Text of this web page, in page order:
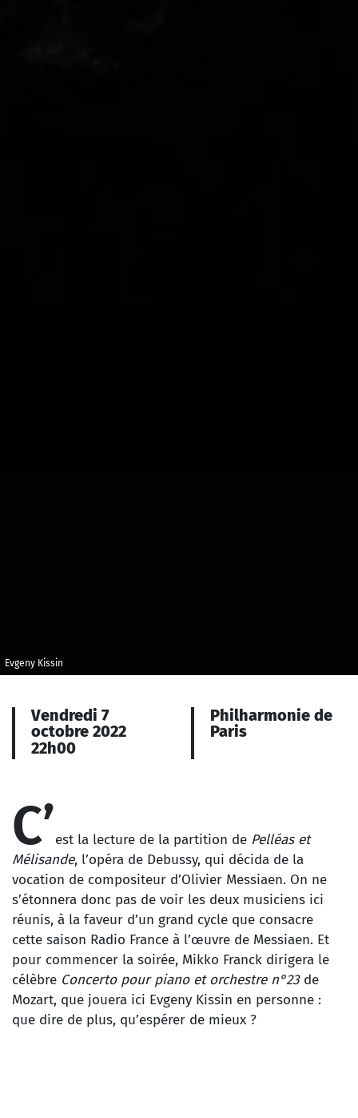
Evgeny Kissin
Vendredi 7
octobre 2022
22h00
Philharmonie de
Paris
C’est la lecture de la partition de Pelléas et
Mélisande, l’opéra de Debussy, qui décida de la
vocation de compositeur d’Olivier Messiaen. On ne
s’étonnera donc pas de voir les deux musiciens ici
réunis, à la faveur d’un grand cycle que consacre
cette saison Radio France à l’œuvre de Messiaen. Et
pour commencer la soirée, Mikko Franck dirigera le
célèbre Concerto pour piano et orchestre n°23 de
Mozart, que jouera ici Evgeny Kissin en personne :
que dire de plus, qu’espérer de mieux ?